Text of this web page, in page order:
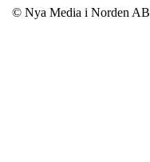
© Nya Media i Norden AB